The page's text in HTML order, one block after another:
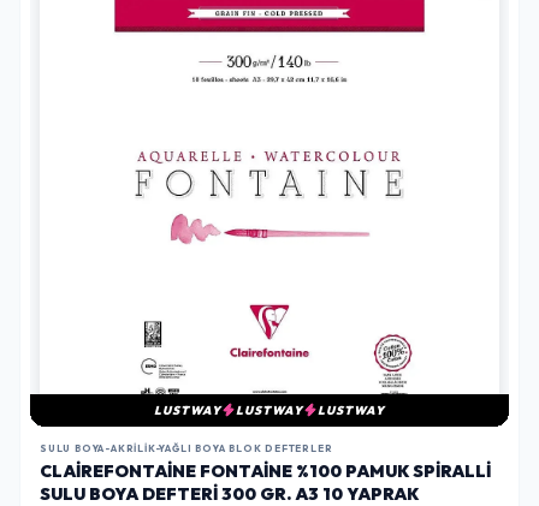
LUSTWAY LUSTWAY LUSTWAY
SULU BOYA-AKRILIK-YAĞLI BOYA BLOK DEFTERLER
CLAIREFONTAINE FONTAINE %100 PAMUK SPIRALLI
SULU BOYA DEFTERI 300 GR. A3 10 YAPRAK